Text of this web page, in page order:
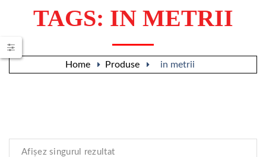
TAGS: IN METRII
Home Produse in metrii
Afișez singurul rezultat